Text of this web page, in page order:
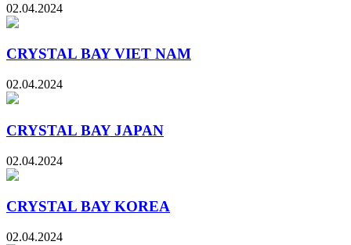
02.04.2024
CRYSTAL BAY VIET NAM
02.04.2024
CRYSTAL BAY JAPAN
02.04.2024
CRYSTAL BAY KOREA
02.04.2024